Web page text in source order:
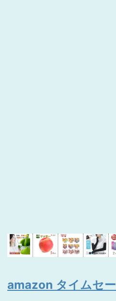
amazon タイムセ